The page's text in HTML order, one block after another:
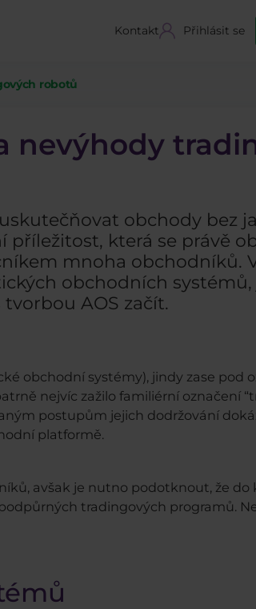
Kontakt Přihlásit se
robotů
nevýhody
obchody bez
která se právě
mnoha obchodníků.
obchodních systémů,
AOS začít.
obchodní systémy), jindy zase pod
nejvíc zažilo familiérní označení
postupům jejich dodržování
platformě.
avšak je nutno podotknout, že do
tradingových programů. Ne